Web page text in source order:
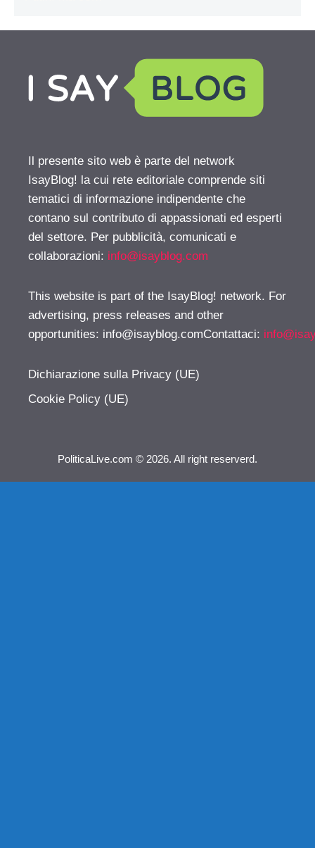
Il presente sito web è parte del network
IsayBlog! la cui rete editoriale comprende siti
tematici di informazione indipendente che
contano sul contributo di appassionati ed esperti
del settore. Per pubblicità, comunicati e
collaborazioni: info@isayblog.com
This website is part of the IsayBlog! network. For
advertising, press releases and other
opportunities: info@isayblog.comContattaci:
Dichiarazione sulla Privacy (UE)
Cookie Policy (UE)
PoliticaLive.com © 2026. All right reserverd.